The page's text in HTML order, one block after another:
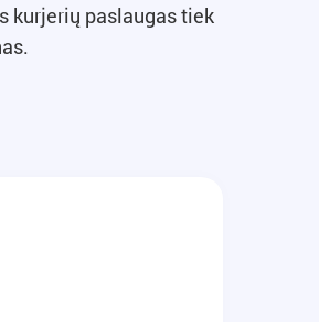
kurjerių paslaugas tiek